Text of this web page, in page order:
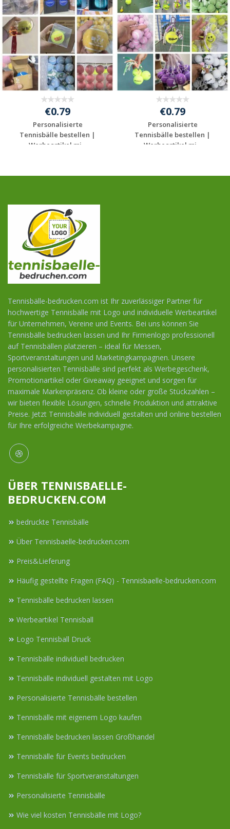
€0.79
Personalisierte
Tennisbälle bestellen |
Werbeartikel mi...
€0.79
Personalisierte
Tennisbälle bestellen |
Werbeartikel mi...
Tennisbälle-bedrucken.com ist Ihr zuverlässiger Partner für
hochwertige Tennisbälle mit Logo und individuelle Werbeartikel
für Unternehmen, Vereine und Events. Bei uns können Sie
Tennisbälle bedrucken lassen und Ihr Firmenlogo professionell
auf Tennisbällen platzieren – ideal für Messen,
Sportveranstaltungen und Marketingkampagnen. Unsere
personalisierten Tennisbälle sind perfekt als Werbegeschenk,
Promotionartikel oder Giveaway geeignet und sorgen für
maximale Markenpräsenz. Ob kleine oder große Stückzahlen –
wir bieten flexible Lösungen, schnelle Produktion und attraktive
Preise. Jetzt Tennisbälle individuell gestalten und online bestellen
für Ihre erfolgreiche Werbekampagne.
ÜBER TENNISBAELLE-
BEDRUCKEN.COM
bedruckte Tennisbälle
Über Tennisbaelle-bedrucken.com
Preis&Lieferung
Häufig gestellte Fragen (FAQ) - Tennisbaelle-bedrucken.com
Tennisbälle bedrucken lassen
Werbeartikel Tennisball
Logo Tennisball Druck
Tennisbälle individuell bedrucken
Tennisbälle individuell gestalten mit Logo
Personalisierte Tennisbälle bestellen
Tennisbälle mit eigenem Logo kaufen
Tennisbälle bedrucken lassen Großhandel
Tennisbälle für Events bedrucken
Tennisbälle für Sportveranstaltungen
Personalisierte Tennisbälle
Wie viel kosten Tennisbälle mit Logo?